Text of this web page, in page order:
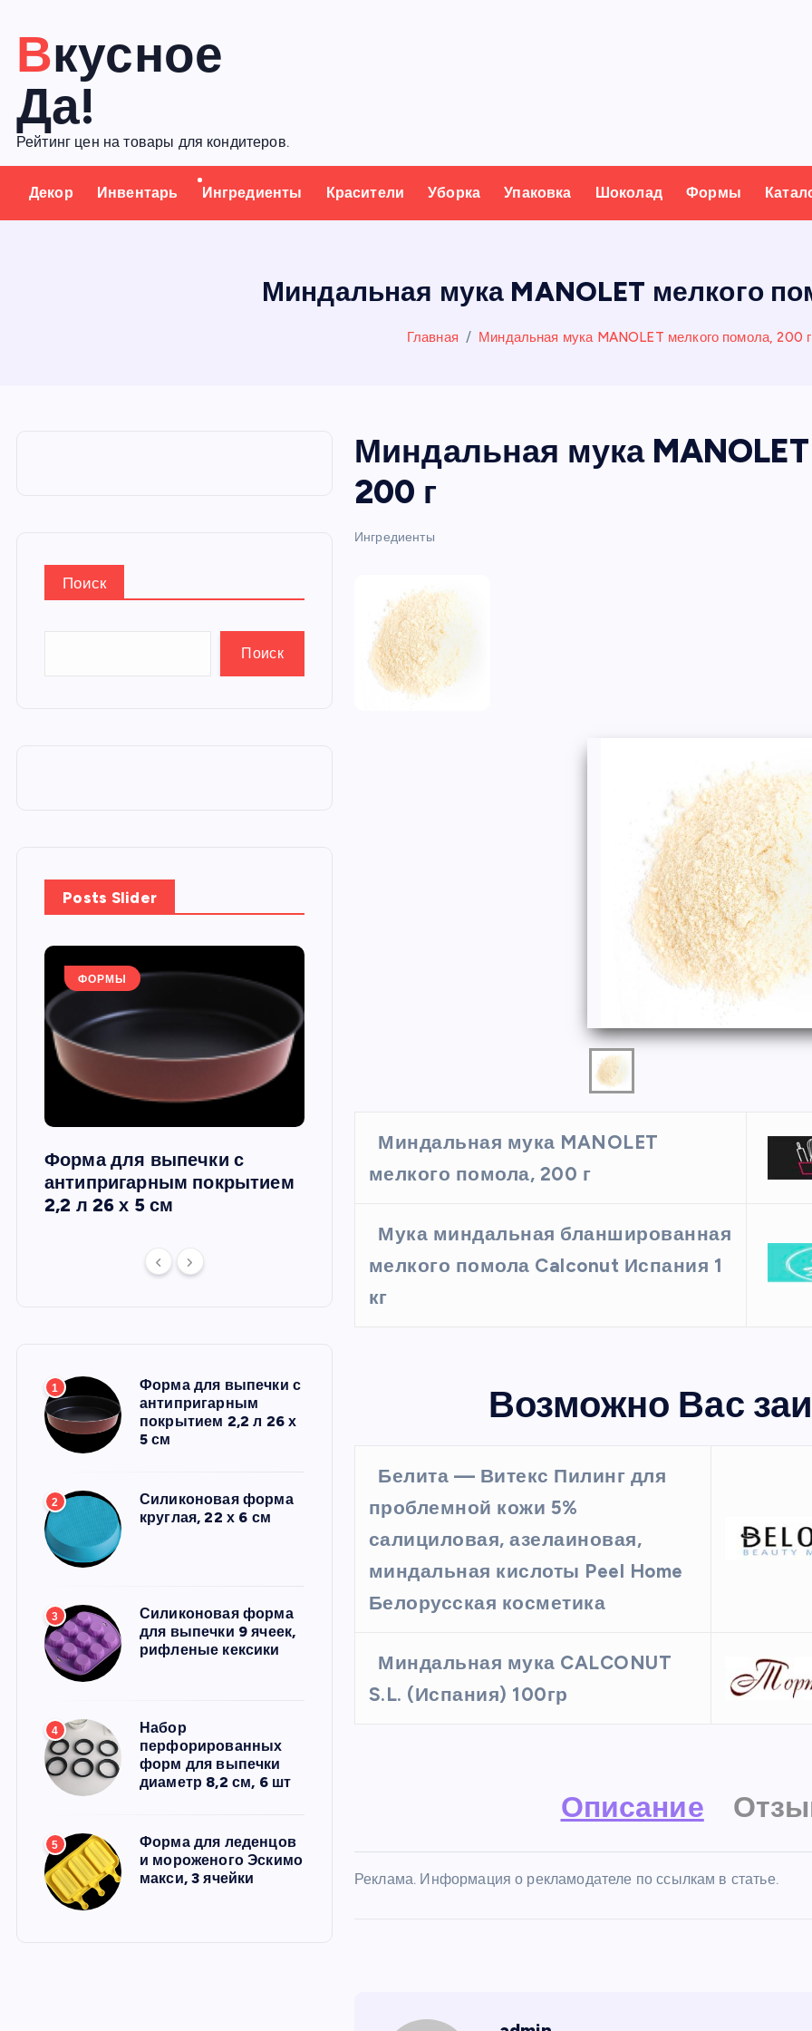
с
Вкусное
Да!
Рейтинг цен на товары для кондитеров.
Декор Инвентарь Ингредиенты Красители Уборка Упаковка Шоколад Формы
Миндальная мука MANOLET мелкого
Главная Миндальная мука MANOLET мелкого помола, 200 г
Поиск
Поиск
Posts Slider
ФОРМЫ
Форма для выпечки с
антипригарным покрытием
2,2 л 26 х 5 см
Силиконовая форма
круглая, 22 х 6 см
Силиконовая форма для
выпечки 9 ячеек,
1
Форма для выпечки с
антипригарным
покрытием 2,2 л 26 х
5 см
2
Силиконовая форма
круглая, 22 х 6 см
3
Силиконовая форма
для выпечки 9 ячеек,
рифленые кексики
4
Набор
перфорированных
форм для выпечки
диаметр 8,2 см, 6 шт
5
Форма для леденцов
и мороженого Эскимо
макси, 3 ячейки
Миндальная мука
200 г
Ингредиенты
Миндальная мука MANOLET
мелкого помола, 200 г
Мука миндальная бланшированная
мелкого помола Calconut Испания 1
кг
Возможно Вас
Белита — Витекс Пилинг для
проблемной кожи 5%
салициловая, азелаиновая,
миндальная кислоты Peel Home
Белорусская косметика
Миндальная мука CALCONUT
S.L. (Испания) 100гр
Описание
Реклама. Информация о рекламодателе по ссылкам в статье.